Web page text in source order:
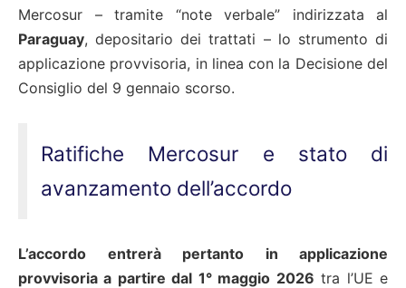
Mercosur – tramite “note verbale” indirizzata al
Paraguay, depositario dei trattati – lo strumento di
applicazione provvisoria, in linea con la Decisione del
Consiglio del 9 gennaio scorso.
Ratifiche Mercosur e stato di
avanzamento dell’accordo
L’accordo entrerà pertanto in applicazione
provvisoria a partire dal 1° maggio 2026 tra l’UE e